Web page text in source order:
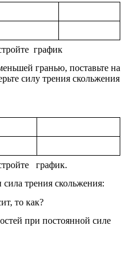
график
гранью, поставьте на
силу трения скольжения
график.
сила трения скольжения:
то как?
при постоянной силе